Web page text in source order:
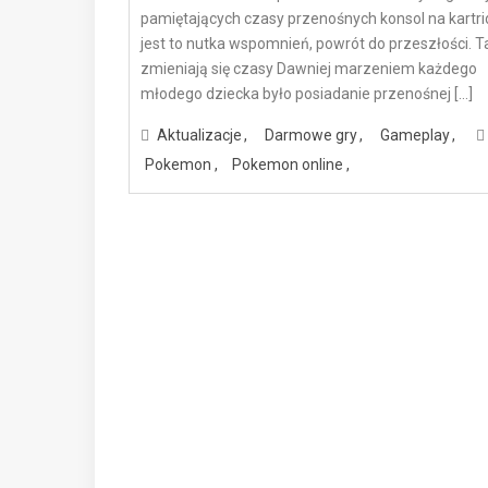
pamiętających czasy przenośnych konsol na
jest to nutka wspomnień, powrót do przeszłości.
zmieniają się czasy Dawniej marzeniem każdego
młodego dziecka było posiadanie przenośnej […]
Aktualizacje Darmowe gry
Gameplay
Pokemon
Pokemon online